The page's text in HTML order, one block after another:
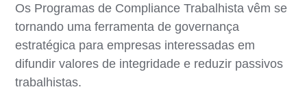
Os Programas de Compliance Trabalhista vêm se
tornando uma ferramenta de governança
estratégica para empresas interessadas em
difundir valores de integridade e reduzir passivos
trabalhistas.